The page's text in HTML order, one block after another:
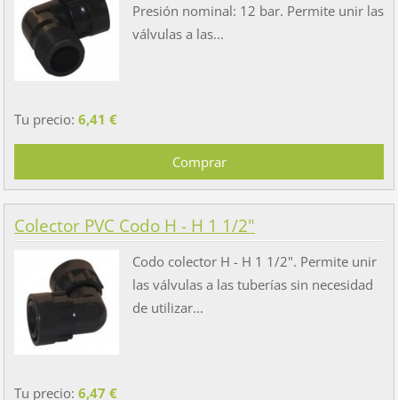
Presión nominal: 12 bar. Permite unir las
válvulas a las...
Tu precio: 6,41 €
Colector PVC Codo H - H 1 1/2"
Codo colector H - H 1 1/2". Permite unir
las válvulas a las tuberías sin necesidad
de utilizar...
Tu precio: 6,47 €